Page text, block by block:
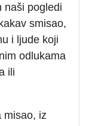
naši pogledi
smisao,
i ljude koji
odlukama
ili
misao, iz